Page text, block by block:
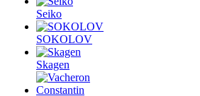
Seiko
SOKOLOV
Skagen